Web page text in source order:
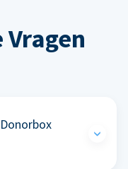
Vragen